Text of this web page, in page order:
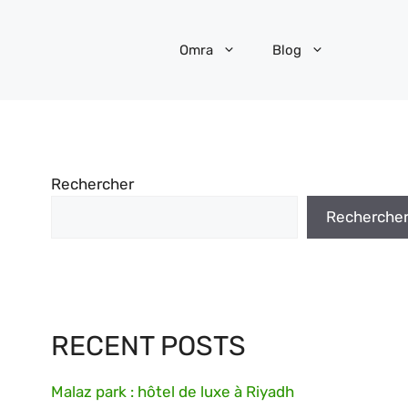
Omra Blog
Rechercher
Rechercher
RECENT POSTS
Malaz park : hôtel de luxe à Riyadh